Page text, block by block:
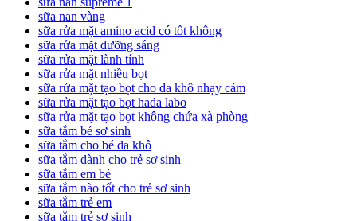
sữa nan vàng
sữa rửa mặt amino acid có tốt không
sữa rửa mặt dưỡng sáng
sữa rửa mặt lành tính
sữa rửa mặt nhiều bọt
sữa rửa mặt tạo bọt cho da khô nhạy cảm
sữa rửa mặt tạo bọt hada labo
sữa rửa mặt tạo bọt không chứa xà phòng
sữa tắm bé sơ sinh
sữa tắm cho bé da khô
sữa tắm dành cho trẻ sơ sinh
sữa tắm em bé
sữa tắm nào tốt cho trẻ sơ sinh
sữa tắm trẻ em
sữa tắm trẻ sơ sinh